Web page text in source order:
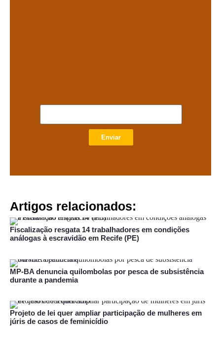
Enviar
Artigos relacionados:
Fiscalização resgata 14 trabalhadores em condições
análogas à escravidão em Recife (PE)
MP-BA denuncia quilombolas por pesca de subsistência
durante a pandemia
Projeto de lei quer ampliar participação de mulheres em
júris de casos de feminicídio